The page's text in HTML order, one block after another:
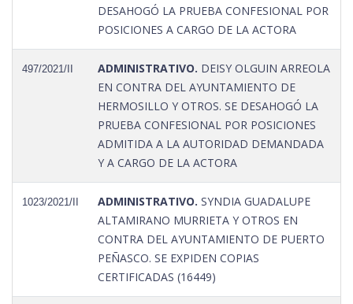
DESAHOGÓ LA PRUEBA CONFESIONAL POR
POSICIONES A CARGO DE LA ACTORA
497/2021/II ADMINISTRATIVO. DEISY OLGUIN ARREOLA
EN CONTRA DEL AYUNTAMIENTO DE
HERMOSILLO Y OTROS. SE DESAHOGÓ LA
PRUEBA CONFESIONAL POR POSICIONES
ADMITIDA A LA AUTORIDAD DEMANDADA
Y A CARGO DE LA ACTORA
1023/2021/II ADMINISTRATIVO. SYNDIA GUADALUPE
ALTAMIRANO MURRIETA Y OTROS EN
CONTRA DEL AYUNTAMIENTO DE PUERTO
PEÑASCO. SE EXPIDEN COPIAS
CERTIFICADAS (16449)